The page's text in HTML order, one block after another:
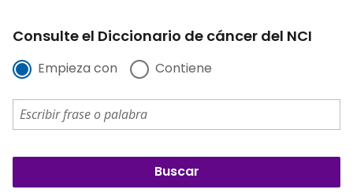
Consulte el Diccionario de cáncer del NCI
Empieza con Contiene